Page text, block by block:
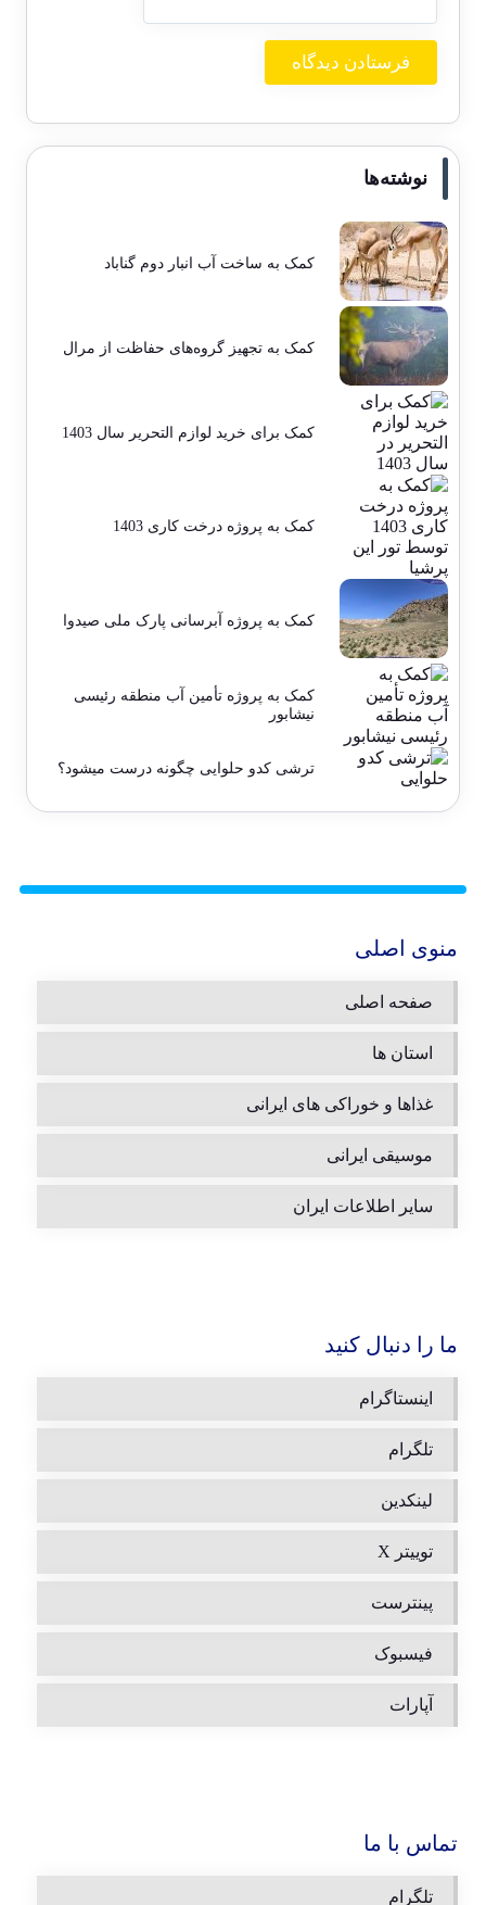
نوشته‌ها
کمک به ساخت آب انبار دوم گناباد
کمک به تجهیز گروه‌های حفاظت از مرال
کمک برای خرید لوازم التحریر سال 1403
کمک به پروژه درخت کاری 1403
کمک به پروژه آبرسانی پارک ملی صیدوا
کمک به پروژه تأمین آب منطقه رئیسی
نیشابور
ترشی کدو حلوایی چگونه درست میشود؟
منوی اصلی
صفحه اصلی
استان ها
غذاها و خوراکی های ایرانی
موسیقی ایرانی
سایر اطلاعات ایران
ما را دنبال کنید
اینستاگرام
تلگرام
لینکدین
توییتر X
پینترست
فیسبوک
آپارات
تماس با ما
تلگرام